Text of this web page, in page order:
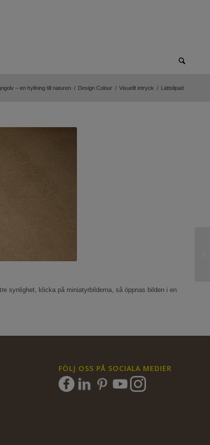
– en hyllning till naturen / Design Colour / Visuellt intryck / Lättslipad
synlighet, klicka på miniatyrbilderna, så öppnas bilden i en
FÖLJ OSS PÅ SOCIALA MEDIER